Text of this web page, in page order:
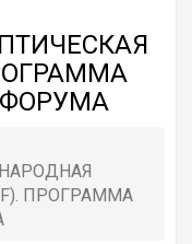
ФОРУМА
ПРОГРАММА